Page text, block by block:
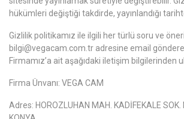
hükümleri değiştiği takdirde, yayınlandığı
Gizlilik politikamız ile ilgili her türlü soru ve
bilgi@vegacam.com.tr adresine email
Firmamız’a ait aşağıdaki iletişim bilgilerinden
Firma Ünvanı: VEGA CAM
Adres: HOROZLUHAN MAH. KADİFEKALE SOK.